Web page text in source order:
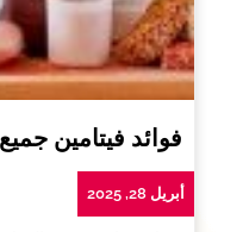
فوائد فيتامين
أبريل 28, 2025